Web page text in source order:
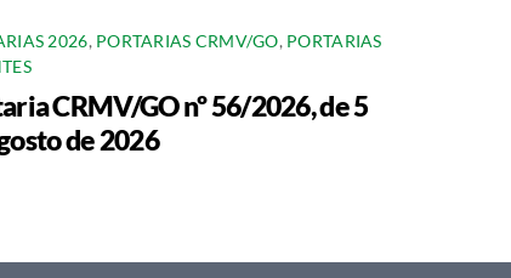
2026, PORTARIAS CRMV/GO, PORTARIAS
CRMV/GO nº 56/2026, de 5
de 2026